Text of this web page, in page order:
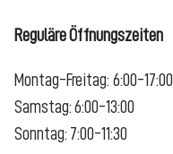
Reguläre Öffnungszeiten
Montag-Freitag: 6:00-17:00
Samstag: 6:00-13:00
Sonntag: 7:00-11:30